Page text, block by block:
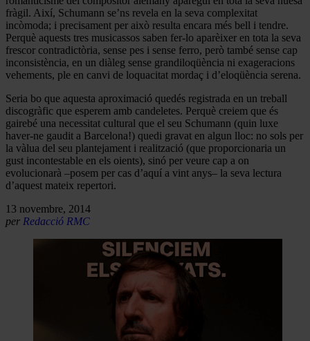
fràgil. Així, Schumann se’ns revela en la seva complexitat
incòmoda; i precisament per això resulta encara més bell i tendre.
Perquè aquests tres musicassos saben fer-lo aparèixer en tota la seva
frescor contradictòria, sense pes i sense ferro, però també sense cap
inconsistència, en un diàleg sense grandiloqüència ni exageracions
vehements, ple en canvi de loquacitat mordaç i d’eloqüència serena.
Seria bo que aquesta aproximació quedés registrada en un treball
discogràfic que esperem amb candeletes. Perquè creiem que és
gairebé una necessitat cultural que el seu Schumann (quin luxe
haver-ne gaudit a Barcelona!) quedi gravat en algun lloc: no sols per
la vàlua del seu plantejament i realització (que proporcionaria un
gust incontestable en els oients), sinó per veure cap a on
evolucionarà –posem per cas d’aquí a vint anys– la seva lectura
d’aquest mateix repertori.
13 novembre, 2014
per Redacció RMC